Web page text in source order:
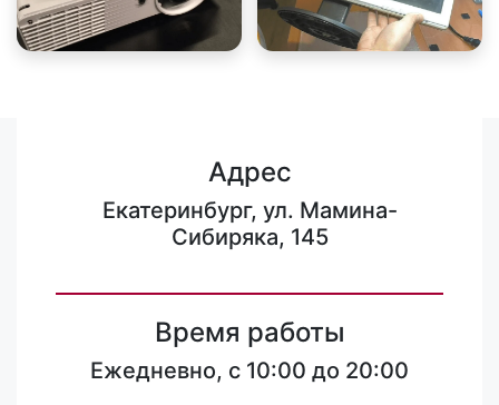
Адрес
Екатеринбург, ул. Мамина-
Сибиряка, 145
Время работы
Ежедневно, с 10:00 до 20:00